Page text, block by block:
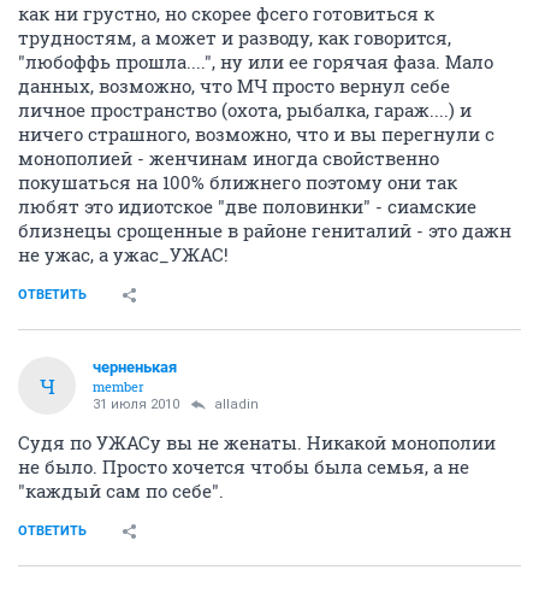
как ни грустно, но скорее фсего готовиться к
трудностям, а может и разводу, как говорится,
"любоффь прошла....", ну или ее горячая фаза. Мало
данных, возможно, что МЧ просто вернул себе
личное пространство (охота, рыбалка, гараж....) и
ничего страшного, возможно, что и вы перегнули с
монополией - женчинам иногда свойственно
покушаться на 100% ближнего поэтому они так
любят это идиотское "две половинки" - сиамские
близнецы срощенные в районе гениталий - это дажн
не ужас, а ужас_УЖАС!
ОТВЕТИТЬ
Ч
черненькая
member
31 июля 2010 alladin
Судя по УЖАСу вы не женаты. Никакой монополии
не было. Просто хочется чтобы была семья, а не
"каждый сам по себе".
ОТВЕТИТЬ